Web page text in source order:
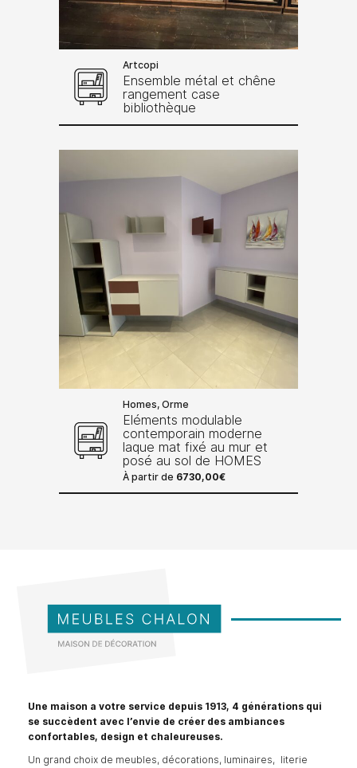
Artcopi
Ensemble métal et chêne
rangement case
bibliothèque
Homes, Orme
Eléments modulable
contemporain moderne
laque mat fixé au mur et
posé au sol de HOMES
À partir de 6730,00€
Une maison a votre service depuis 1913, 4 générations qui
se succèdent avec l’envie de créer des ambiances
confortables, design et chaleureuses.
Un grand choix de meubles, décorations, luminaires, literie